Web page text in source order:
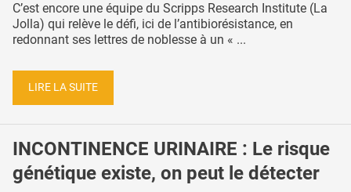
C’est encore une équipe du Scripps Research Institute (La
Jolla) qui relève le défi, ici de l’antibiorésistance, en
redonnant ses lettres de noblesse à un « ...
LIRE LA SUITE
INCONTINENCE URINAIRE : Le risque
génétique existe, on peut le détecter